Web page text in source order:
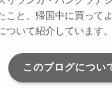
こと、帰国中に買って
ついて紹介しています。
このブログについ